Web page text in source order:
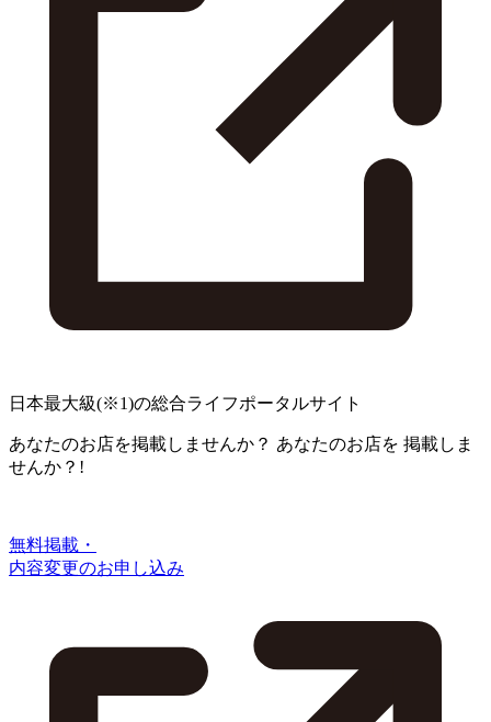
日本最大級(※1)の総合ライフポータルサイト
あなたのお店を掲載しませんか？ あなたのお店を 掲載しま
せんか？!
無料掲載・
内容変更のお申し込み